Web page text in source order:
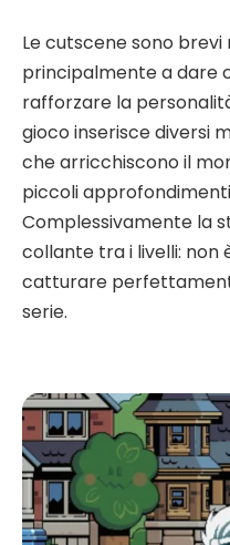
Le cutscene sono
principalmente a dare
rafforzare la
gioco inserisce diversi
che arricchiscono il
piccoli
Complessivamente la
collante tra i livelli: non
catturare
serie.